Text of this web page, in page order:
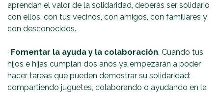
aprendan el valor de la solidaridad, deberás ser solidario
con ellos, con tus vecinos, con amigos, con familiares y
con desconocidos.
· Fomentar la ayuda y la colaboración. Cuando tus
hijos e hijas cumplan dos años ya empezarán a poder
hacer tareas que pueden demostrar su solidaridad:
compartiendo juguetes, colaborando o ayudando en la